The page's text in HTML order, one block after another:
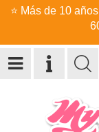
⭐ Más de 10